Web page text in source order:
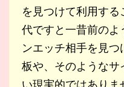
を見つけて利用す
代ですと一昔前のよ
ンエッチ相手を見
板や、そのようなサ
い現実的ではありま